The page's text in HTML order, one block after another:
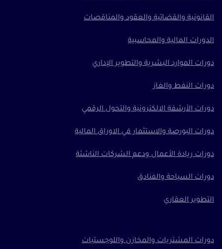
القانونية والقضائية والعقود والمناقصات
الدورات المالية والمحاسبية
دورات الموارد البشرية والتطوير الإداري
دورات النفط والغاز
دورات الأرشفة الالكترونية والتحول الرقمي
دورات البورصة والاستثمار في الاوراق المالية
دورات ريادة الأعمال ودعم الشركات الناشئة
دورات السياحة والفنادق
التطوير العقاري
دورات المشتريات والمخازن واللوجستيات